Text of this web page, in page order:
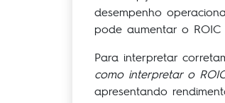
desempenho
pode aumentar o ROIC
Para interpretar
como interpretar o
apresentando